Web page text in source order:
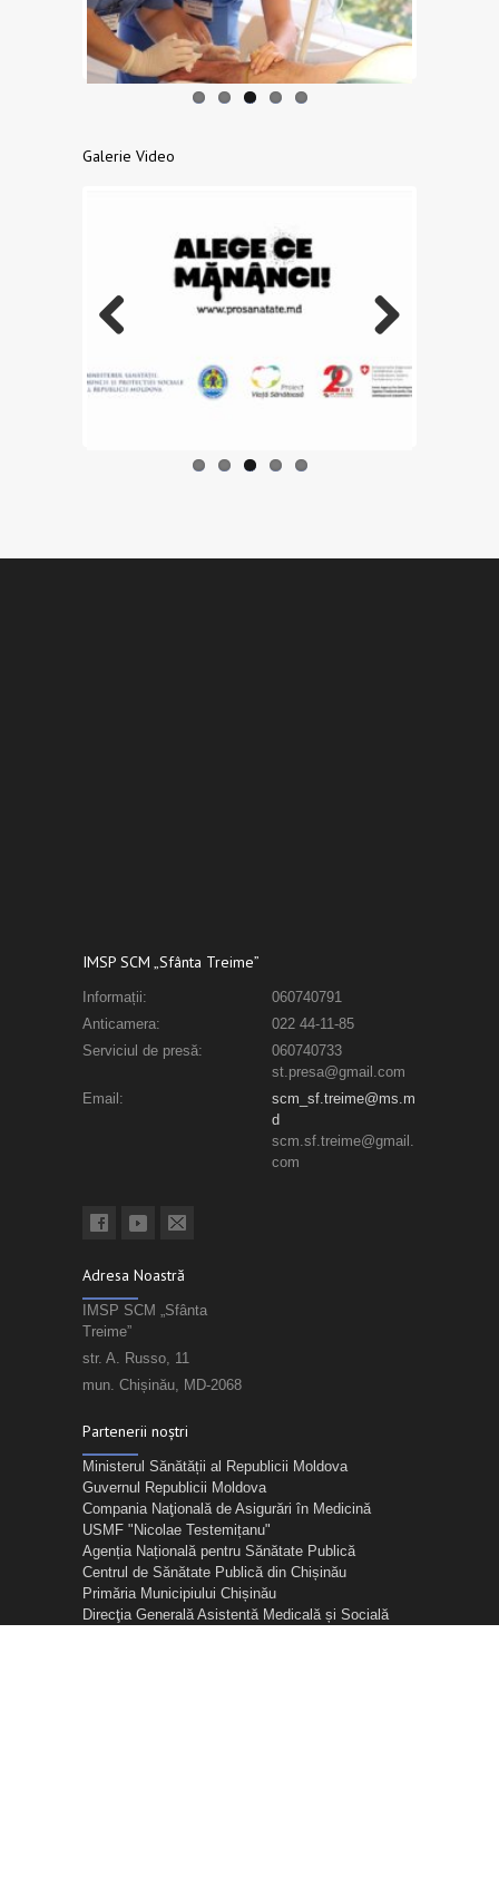
us
Galerie Video
us
IMSP SCM „Sfânta Treime”
Informații:
060740791
Anticamera:
022 44-11-85
Serviciul de presă:
060740733
st.presa@gmail.com
Email:
scm_sf.treime@ms.m
d
scm.sf.treime@gmail.
com
Adresa Noastră
IMSP SCM „Sfânta
Treime”
str. A. Russo, 11
mun. Chișinău, MD-2068
Partenerii noștri
Ministerul Sănătății al Republicii Moldova
Guvernul Republicii Moldova
Compania Naţională de Asigurări în Medicină
USMF "Nicolae Testemițanu"
Agenția Națională pentru Sănătate Publică
Centrul de Sănătate Publică din Chișinău
Primăria Municipiului Chișinău
Direcţia Generală Asistentă Medicală și Socială